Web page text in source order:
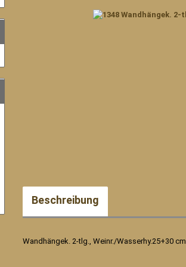
Beschreibung
Wandhängek. 2-tlg., Weinr./Wasserhy.25+30 cm